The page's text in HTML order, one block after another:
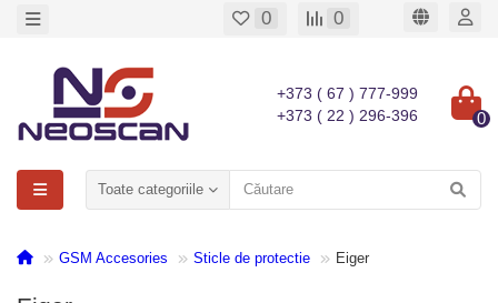
0 0
+373 ( 67 ) 777-999
+373 ( 22 ) 296-396
0
Toate categoriile
GSM Accesories Sticle de protectie Eiger